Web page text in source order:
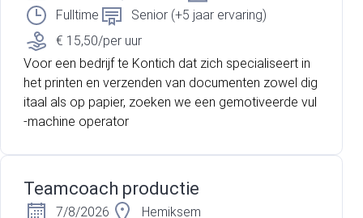
Fulltime
Senior (+5 jaar ervaring)
€ 15,50/per uur
Voor een bedrijf te Kontich dat zich specialiseert in
het printen en verzenden van documenten zowel dig
itaal als op papier, zoeken we een gemotiveerde vul
-machine operator
Teamcoach productie
7/8/2026
Hemiksem